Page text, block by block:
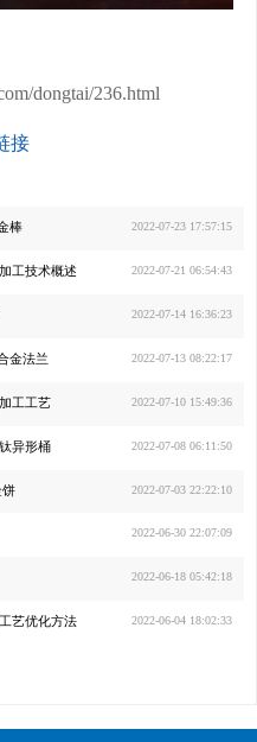
dongtai/236.html
接
2022-07-23 17:57:15
棒
2022-07-21 06:54:43
工技术概述
2022-07-14 16:36:23
2022-07-13 08:22:17
金法兰
2022-07-10 15:49:36
工工艺
2022-07-08 06:11:50
异形桶
2022-07-03 22:22:10
饼
2022-06-30 22:07:09
2022-06-18 05:42:18
2022-06-04 18:02:33
艺优化方法